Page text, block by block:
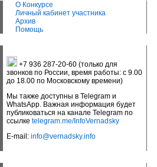
О Конкурсе
Личный кабинет участника
Архив
Помощь
+7 936 287-20-60 (только для
звонков по России, время работы: с 9.00
до 18.00 по Московскому времени)
Мы также доступны в Telegram и
WhatsApp. Важная информация будет
публиковаться на канале Telegram по
ссылке telegram.me/InfoVernadsky
E-mail: info@vernadsky.info